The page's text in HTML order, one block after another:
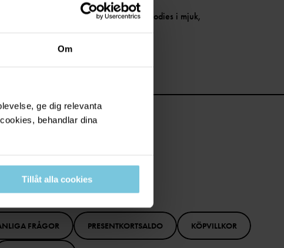
Om
ge dig relevanta
behandlar dina
Tillåt alla cookies
för barn, tillverkas våra hoodies i mjuk,
FRÅGOR PRESENTKORTSALDO KÖPVILLKOR